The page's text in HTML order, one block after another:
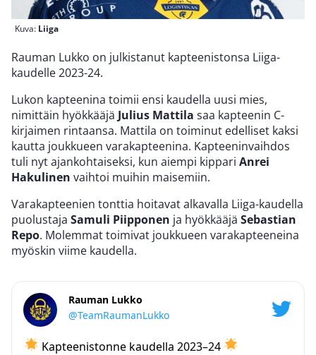
Kuva: Liiga
Rauman Lukko on julkistanut kapteenistonsa Liiga-
kaudelle 2023-24.
Lukon kapteenina toimii ensi kaudella uusi mies,
nimittäin hyökkääjä Julius Mattila saa kapteenin C-
kirjaimen rintaansa. Mattila on toiminut edelliset kaksi
kautta joukkueen varakapteenina. Kapteeninvaihdos
tuli nyt ajankohtaiseksi, kun aiempi kippari Anrei
Hakulinen vaihtoi muihin maisemiin.
Varakapteenien tonttia hoitavat alkavalla Liiga-kaudella
puolustaja Samuli Piipponen ja hyökkääjä Sebastian
Repo. Molemmat toimivat joukkueen varakapteeneina
myöskin viime kaudella.
Rauman Lukko
@TeamRaumanLukko
Kapteenistonne kaudella 2023–24